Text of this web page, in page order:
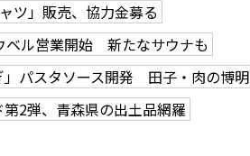
ツ」販売、協力金募る
ベル営業開始 新たなサウナも
」パスタソース開発 田子・肉の博明
2弾、青森県の出土品網羅